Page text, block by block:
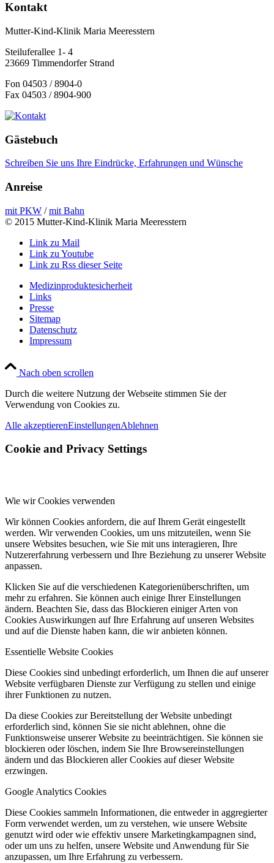
Kontakt
Mutter-Kind-Klinik Maria Meeresstern
Steiluferallee 1- 4
23669 Timmendorfer Strand
Fon 04503 / 8904-0
Fax 04503 / 8904-900
Gästebuch
Schreiben Sie uns Ihre Eindrücke, Erfahrungen und Wünsche
Anreise
mit PKW /mit Bahn
© 2015 Mutter-Kind-Klinik Maria Meeresstern
Link zu Mail
Link zu Youtube
Link zu Rss dieser Seite
Medizinproduktesicherheit
Links
Presse
Sitemap
Datenschutz
Impressum
Nach oben scrollen
Durch die weitere Nutzung der Webseite stimmen Sie der
Verwendung von Cookies zu.
Alle akzeptierenEinstellungenAblehnen
Cookie and Privacy Settings
Wie wir Cookies verwenden
Wir können Cookies anfordern, die auf Ihrem Gerät eingestellt
werden. Wir verwenden Cookies, um uns mitzuteilen, wenn Sie
unsere Websites besuchen, wie Sie mit uns interagieren, Ihre
Nutzererfahrung verbessern und Ihre Beziehung zu unserer Website
anpassen.
Klicken Sie auf die verschiedenen Kategorienüberschriften, um
mehr zu erfahren. Sie können auch einige Ihrer Einstellungen
ändern. Beachten Sie, dass das Blockieren einiger Arten von
Cookies Auswirkungen auf Ihre Erfahrung auf unseren Websites
und auf die Dienste haben kann, die wir anbieten können.
Essentielle Website Cookies
Diese Cookies sind unbedingt erforderlich, um Ihnen die auf unserer
Website verfügbaren Dienste zur Verfügung zu stellen und einige
ihrer Funktionen zu nutzen.
Da diese Cookies zur Bereitstellung der Website unbedingt
erforderlich sind, können Sie sie nicht ablehnen, ohne die
Funktionsweise unserer Website zu beeinträchtigen. Sie können sie
blockieren oder löschen, indem Sie Ihre Browsereinstellungen
ändern und das Blockieren aller Cookies auf dieser Website
erzwingen.
Google Analytics Cookies
Diese Cookies sammeln Informationen, die entweder in aggregierter
Form verwendet werden, um zu verstehen, wie unsere Website
genutzt wird oder wie effektiv unsere Marketingkampagnen sind,
oder um uns zu helfen, unsere Website und Anwendung für Sie
anzupassen, um Ihre Erfahrung zu verbessern.